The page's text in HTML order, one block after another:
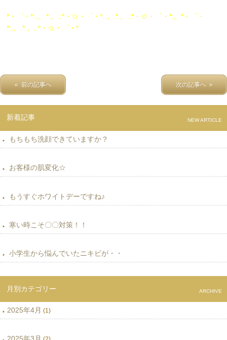
*・゜・*:.。.*.。.:*・☆・゜・*:.。.*.。.:*・☆・゜・*:。*・゜・
*:.。.*.。.:*・☆・゜・*
« 前の記事へ 次の記事へ »
新着記事 NEW ARTICLE
もちもち洗顔できていますか？
お客様の肌変化☆
もうすぐホワイトデーですね♪
寒い時こそ〇〇対策！！
小学生から悩んでいたニキビが・・
月別カテゴリー ARCHIVE
2025年4月 (1)